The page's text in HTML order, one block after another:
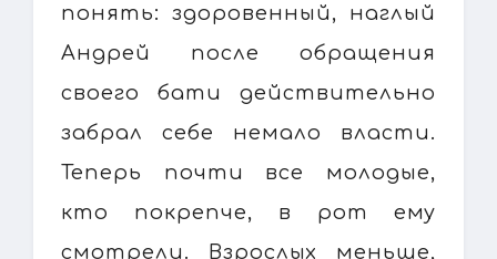
понять: здоровенный, наглый
Андрей после обращения
своего бати действительно
забрал себе немало власти.
Теперь почти все молодые,
кто покрепче, в рот ему
смотрели. Взрослых меньше,